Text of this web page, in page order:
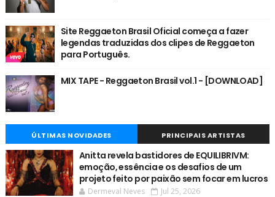
Site Reggaeton Brasil Oficial começa a fazer
legendas traduzidas dos clipes de Reggaeton
para Português.
MIX TAPE - Reggaeton Brasil vol.1 - [DOWNLOAD]
ÚLTIMAS NOVIDADES PRINCIPAIS ARTISTAS
Anitta revela bastidores de EQUILIBRIVM:
emoção, essência e os desafios de um
projeto feito por paixão sem focar em lucros
Dermeval Neves Jul 25, 2026